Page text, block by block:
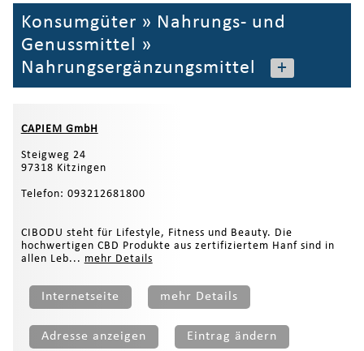
Konsumgüter » Nahrungs- und
Genussmittel »
Nahrungsergänzungsmittel
+
CAPIEM GmbH
Steigweg 24
97318 Kitzingen
Telefon: 093212681800
CIBODU steht für Lifestyle, Fitness und Beauty. Die
hochwertigen CBD Produkte aus zertifiziertem Hanf sind in
allen Leb... mehr Details
Internetseite mehr Details
Adresse anzeigen Eintrag ändern